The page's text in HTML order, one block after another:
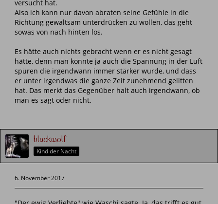
versucht hat.
Also ich kann nur davon abraten seine Gefühle in die
Richtung gewaltsam unterdrücken zu wollen, das geht
sowas von nach hinten los.
Es hätte auch nichts gebracht wenn er es nicht gesagt
hätte, denn man konnte ja auch die Spannung in der Luft
spüren die irgendwann immer stärker wurde, und dass
er unter irgendwas die ganze Zeit zunehmend gelitten
hat. Das merkt das Gegenüber halt auch irgendwann, ob
man es sagt oder nicht.
blackwolf
Kind der Nacht
6. November 2017